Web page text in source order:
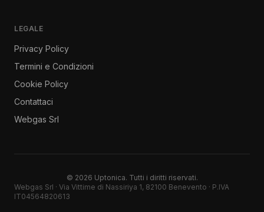
LEGALE
Privacy Policy
Termini e Condizioni
Cookie Policy
Contattaci
Webgas Srl
© 2026 Uptonica. Tutti i diritti riservati.
Webgas Srl · Via Vittime di Nassiriya 1, 82100 Benevento · P.IVA
IT04564820613